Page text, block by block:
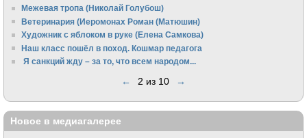
Межевая тропа (Николай Голубош)
Ветеринария (Иеромонах Роман (Матюшин)
Художник с яблоком в руке (Елена Самкова)
Наш класс пошёл в поход. Кошмар педагога
Я санкций жду – за то, что всем народом...
← 2 из 10 →
Новое в медиагалерее